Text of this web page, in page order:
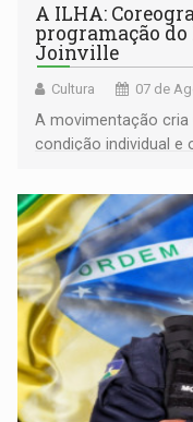
A ILHA:
programação do
Joinville
Cultura 07 de
A movimentação
condição individual e